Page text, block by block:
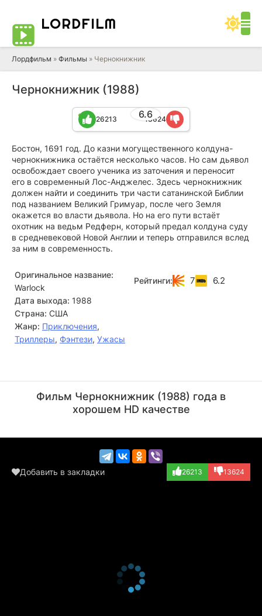
LORDFILM
Лордфильм » Фильмы » Чернокнижник
Чернокнижник (1988)
6.6
26213 13624
Бостон, 1691 год. До казни могущественного колдуна-
чернокнижника остаётся несколько часов. Но сам дьявол
освобождает своего ученика из заточения и переносит
его в современный Лос-Анджелес. Здесь чернокнижник
должен найти и соединить три части сатанинской Библии
под названием Великий Гримуар, после чего Земля
окажется во власти дьявола. Но на его пути встаёт
охотник на ведьм Редферн, который предал колдуна суду
в средневековой Новой Англии и теперь отправился вслед
за ним в современность.
Оригинальное название:
Warlock
Дата выхода: 1988
Страна: США
Жанр: Приключения,
Триллеры, Фэнтези, Ужасы
Рейтинги: 7 6.2
(Gas Station Att...)
(Giles Redferne)
Фильм Чернокнижник (1988) года в
хорошем HD качестве
Добавить в закладки 26213 13624